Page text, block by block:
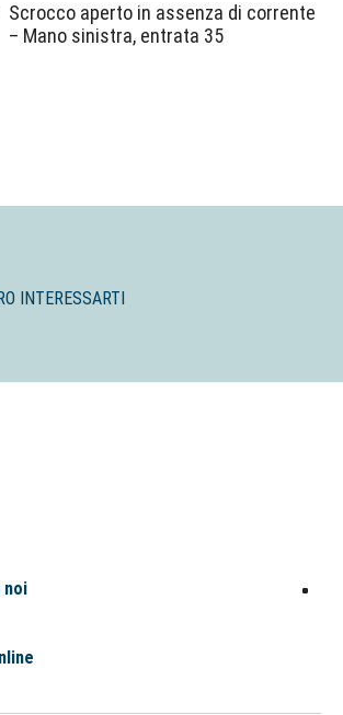
Scrocco aperto in assenza di corrente
– Mano sinistra, entrata 35
INTERESSARTI
noi